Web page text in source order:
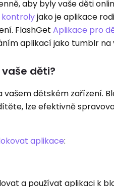
aby byly vaše děti
kontrolyjako je aplikace
FlashGetAplikace pro
aplikací jako tumblr na
děti?
vašem dětském zařízení.
lze efektivně
aplikace:
a používat aplikaci k